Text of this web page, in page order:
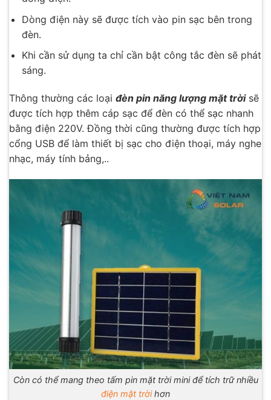
Dòng điện này sẽ được tích vào pin sạc bên trong
đèn.
Khi cần sử dụng ta chỉ cần bật công tắc đèn sẽ phát
sáng.
Thông thường các loại đèn pin năng lượng mặt trờisẽ
được tích hợp thêm cáp sạc để đèn có thể sạc nhanh
bằng điện 220V. Đồng thời cũng thường được tích hợp
cổng USB để làm thiết bị sạc cho điện thoại, máy nghe
nhạc, máy tính bảng,..
Còn có thể mang theo tấm pin mặt trời mini để tích trữ nhiều
điện mặt trờihơn